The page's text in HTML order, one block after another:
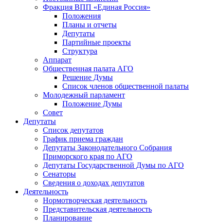
Фракция ВПП «Единая Россия»
Положения
Планы и отчеты
Депутаты
Партийные проекты
Структура
Аппарат
Общественная палата АГО
Решение Думы
Список членов общественной палаты
Молодежный парламент
Положение Думы
Совет
Депутаты
Список депутатов
График приема граждан
Депутаты Законодательного Собрания
Приморского края по АГО
Депутаты Государственной Думы по АГО
Сенаторы
Сведения о доходах депутатов
Деятельность
Нормотворческая деятельность
Представительская деятельность
Планирование